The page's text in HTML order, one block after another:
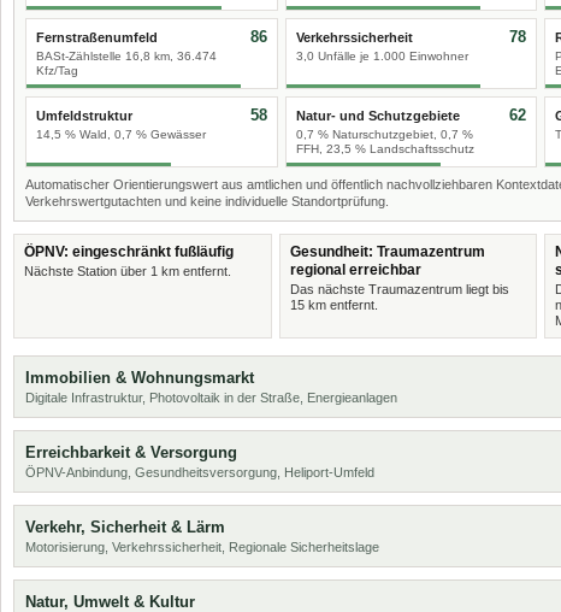
Fernstraßenumfeld
BASt-Zählstelle 16,8 km, 36.474
Kfz/Tag
86 Verkehrssicherheit
3,0 Unfälle je 1.000 Einwohner
78
Umfeldstruktur
14,5 % Wald, 0,7 % Gewässer
58 Natur- und Schutzgebiete
0,7 % Naturschutzgebiet, 0,7 %
FFH, 23,5 % Landschaftsschutz
62
Automatischer Orientierungswert aus amtlichen und öffentlich nachvollziehbaren
Verkehrswertgutachten und keine individuelle Standortprüfung.
ÖPNV: eingeschränkt fußläufig
Nächste Station über 1 km entfernt.
Gesundheit: Traumazentrum
regional erreichbar
Das nächste Traumazentrum liegt bis
15 km entfernt.
Immobilien & Wohnungsmarkt
Digitale Infrastruktur, Photovoltaik in der Straße, Energieanlagen
Erreichbarkeit & Versorgung
ÖPNV-Anbindung, Gesundheitsversorgung, Heliport-Umfeld
Verkehr, Sicherheit & Lärm
Motorisierung, Verkehrssicherheit, Regionale Sicherheitslage
Natur, Umwelt & Kultur